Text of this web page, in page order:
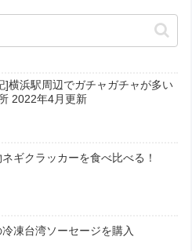
]横浜駅周辺でガチャガチャが多い
2022年4月更新
ギクラッカーを食べ比べる！
凍台湾ソーセージを購入